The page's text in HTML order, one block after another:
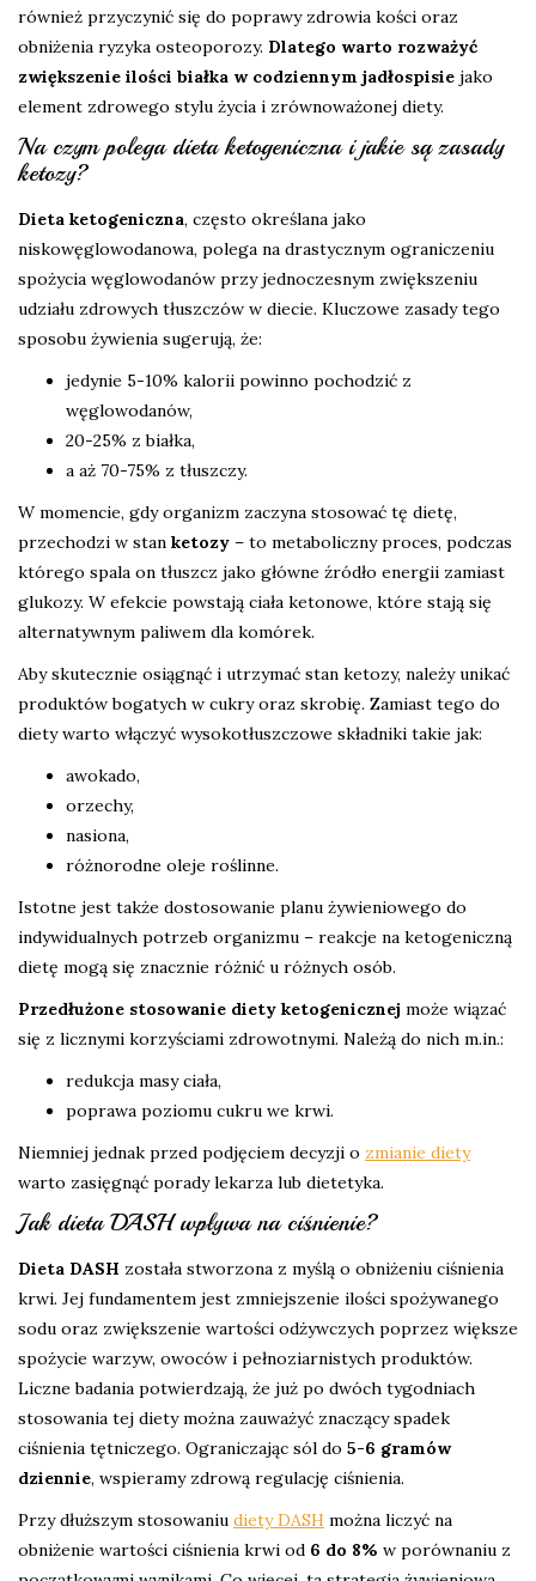
również przyczynić się do poprawy zdrowia kości oraz
obniżenia ryzyka osteoporozy. Dlatego warto rozważyć
zwiększenie ilości białka w codziennym jadłospisie jako
element zdrowego stylu życia i zrównoważonej diety.
Na czym polega dieta ketogeniczna i jakie są zasady
ketozy?
Dieta ketogeniczna, często określana jako
niskowęglowodanowa, polega na drastycznym ograniczeniu
spożycia węglowodanów przy jednoczesnym zwiększeniu
udziału zdrowych tłuszczów w diecie. Kluczowe zasady tego
sposobu żywienia sugerują, że:
jedynie 5-10% kalorii powinno pochodzić z
węglowodanów,
20-25% z białka,
a aż 70-75% z tłuszczy.
W momencie, gdy organizm zaczyna stosować tę dietę,
przechodzi w stan ketozy – to metaboliczny proces, podczas
którego spala on tłuszcz jako główne źródło energii zamiast
glukozy. W efekcie powstają ciała ketonowe, które stają się
alternatywnym paliwem dla komórek.
Aby skutecznie osiągnąć i utrzymać stan ketozy, należy unikać
produktów bogatych w cukry oraz skrobię. Zamiast tego do
diety warto włączyć wysokotłuszczowe składniki takie jak:
awokado,
orzechy,
nasiona,
różnorodne oleje roślinne.
Istotne jest także dostosowanie planu żywieniowego do
indywidualnych potrzeb organizmu – reakcje na ketogeniczną
dietę mogą się znacznie różnić u różnych osób.
Przedłużone stosowanie diety ketogenicznej może wiązać
się z licznymi korzyściami zdrowotnymi. Należą do nich m.in.:
redukcja masy ciała,
poprawa poziomu cukru we krwi.
Niemniej jednak przed podjęciem decyzji o zmianie diety
warto zasięgnąć porady lekarza lub dietetyka.
Jak dieta DASH wpływa na ciśnienie?
Dieta DASH została stworzona z myślą o obniżeniu ciśnienia
krwi. Jej fundamentem jest zmniejszenie ilości spożywanego
sodu oraz zwiększenie wartości odżywczych poprzez większe
spożycie warzyw, owoców i pełnoziarnistych produktów.
Liczne badania potwierdzają, że już po dwóch tygodniach
stosowania tej diety można zauważyć znaczący spadek
ciśnienia tętniczego. Ograniczając sól do 5-6 gramów
dziennie, wspieramy zdrową regulację ciśnienia.
Przy dłuższym stosowaniu diety DASH można liczyć na
obniżenie wartości ciśnienia krwi od 6 do 8% w porównaniu z